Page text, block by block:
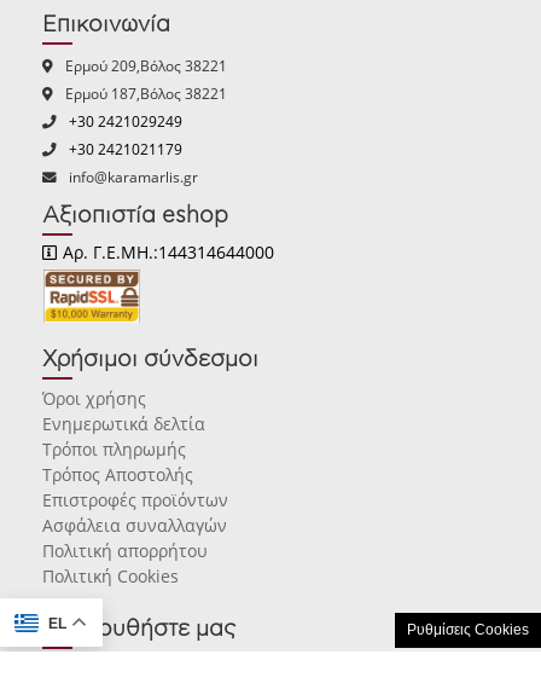
EL Ρυθμίσεις Cookies
Επικοινωνία
Ερμού 209,Βόλος 38221
Ερμού 187,Βόλος 38221
+30 2421029249
+30 2421021179
info@karamarlis.gr
Αξιοπιστία eshop
Αρ. Γ.Ε.ΜΗ.:144314644000
Χρήσιμοι σύνδεσμοι
Όροι χρήσης
Ενημερωτικά δελτία
Τρόποι πληρωμής
Τρόπος Αποστολής
Επιστροφές προϊόντων
Ασφάλεια συναλλαγών
Πολιτική απορρήτου
Πολιτική Cookies
Ακολουθήστε μας